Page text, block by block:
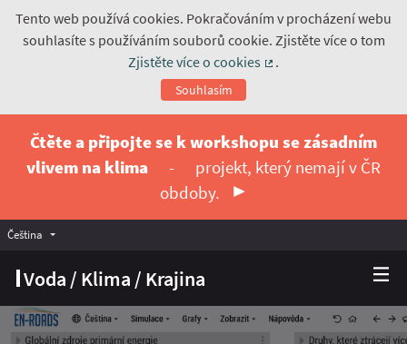
Tento web používá cookies. Pokračováním v procházení webu
souhlasíte s používáním souborů cookie. Zjistěte více o tom
Zjistěte více o cookies
.
Souhlasím
Čtěte a připojte se k workshopu se zásadním
vlivem na klima
-
projekt, který nemají v ČR
obdoby.
Voda / Klima / Krajina
Čeština Vyberte jazyk